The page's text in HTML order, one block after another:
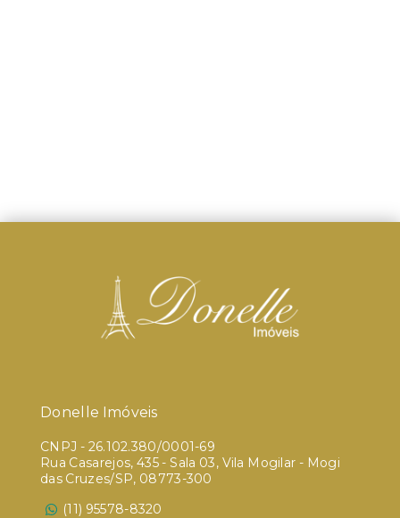
Donelle Imóveis
CNPJ - 26.102.380/0001-69
Rua Casarejos, 435 - Sala 03, Vila Mogilar - Mogi
das Cruzes/SP, 08773-300
(11) 95578-8320